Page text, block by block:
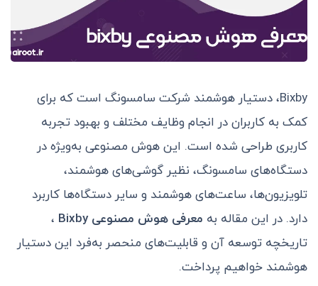
Bixby، دستیار هوشمند شرکت سامسونگ است که برای
کمک به کاربران در انجام وظایف مختلف و بهبود تجربه
کاربری طراحی شده است. این هوش مصنوعی به‌ویژه در
دستگاه‌های سامسونگ، نظیر گوشی‌های هوشمند،
تلویزیون‌ها، ساعت‌های هوشمند و سایر دستگاه‌ها کاربرد
دارد. در این مقاله به معرفی هوش مصنوعی Bixby
،
تاریخچه توسعه آن و قابلیت‌های منحصر به‌فرد این دستیار
هوشمند خواهیم پرداخت.